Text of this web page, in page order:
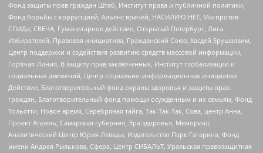
Фонд защиты прав граждан Штаб, Институт права и публичной политики,
Фонд борьбы с коррупцией, Альянс врачей, НАСИЛИЮ.НЕТ, Мы против
СПИДа, СВЕЧА, Гуманитарное действие, Открытый Петербург, Лига
Избирателей, Правовая инициатива, Гражданский Союз, Хасдей Ерушалаим,
Центр поддержки и содействия развитию средств массовой информации,
Горячая Линия, В защиту прав заключенных, Институт глобализации и
социальных движений, Центр социально-информационных инициатив
Действие, Благотворительный фонд охраны здоровья и защиты прав
граждан, Благотворительный фонд помощи осужденным и их семьям, Фонд
Тольятти, Новое время, Серебряная тайга, Так-Так-Так, Сова, центр Анна,
Проект Апрель, Самарская губерния, Эра здоровья, Мемориал,
Аналитический Центр Юрия Левады, Издательство Парк Гагарина, Фонд
имени Андрея Рылькова, Сфера, Центр СИБАЛЬТ, Уральская правозащитная